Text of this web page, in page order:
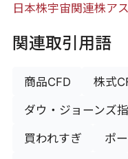
日本株宇宙関連株ア
関連取引用語
商品CFD 株式
ダウ・ジョーンズ
買われすぎ ポ